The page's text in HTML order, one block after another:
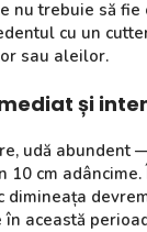
nu trebuie să fie
cu un
sau aleilor.
și
udă abundent
10 cm
dimineața
în această